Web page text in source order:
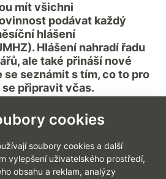
cookies
soubory cookies a další
vylepšení uživatelského prostředí,
obsahu a reklam, analýzy
mít všichni
podávat každý
hlášení
Hlášení nahradí řadu
ale také přináší nové
seznámit s tím, co to pro
se připravit včas.
Místo Volná místa
termíny.